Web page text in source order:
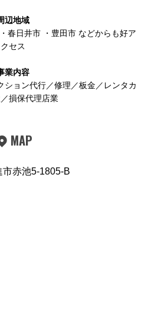
辺地域
・ 春日井市 ・ 豊田市 などからも好ア
クセス
業内容
ション代行／修理／板金／レンタカ
損保代理店業
MAP
市赤池5-1805-B